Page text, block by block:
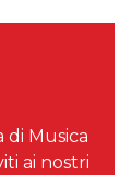
di Musica
ai nostri